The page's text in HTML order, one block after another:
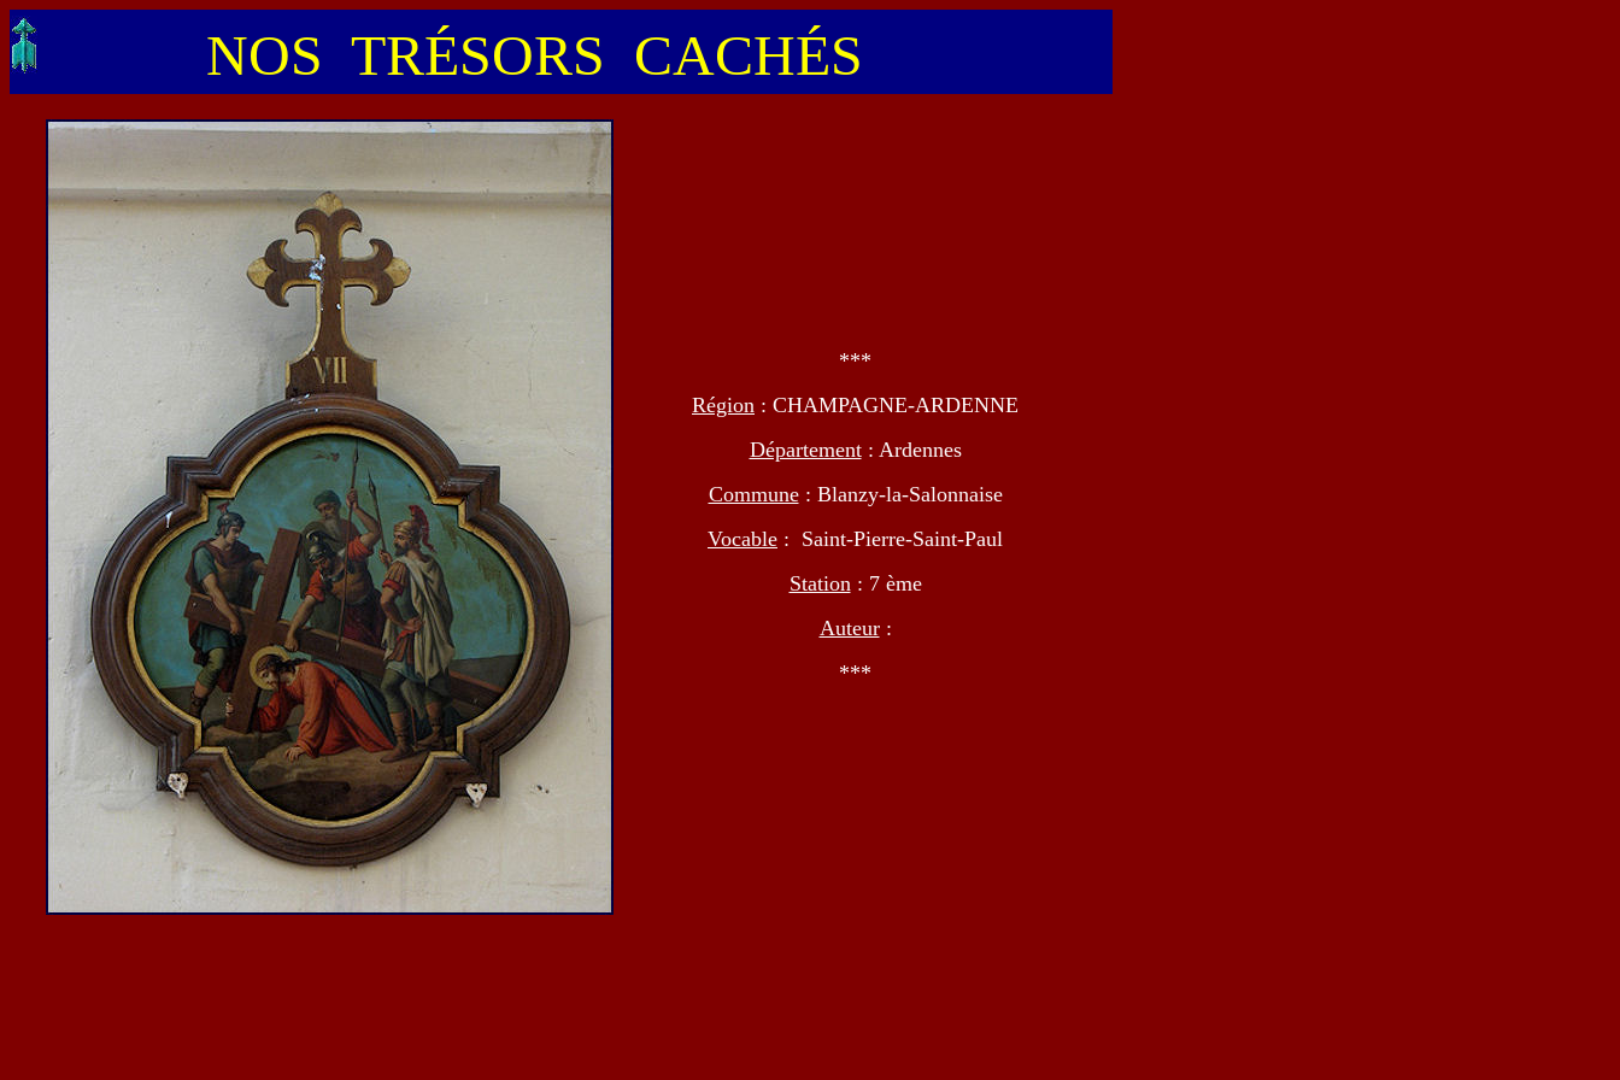
NOS TRÉSORS CACHÉS
***
Région : CHAMPAGNE-ARDENNE
Département: Ardennes
Commune: Blanzy-la-Salonnaise
Vocable : Saint-Pierre-Saint-Paul
Station: 7 ème
Auteur:
***